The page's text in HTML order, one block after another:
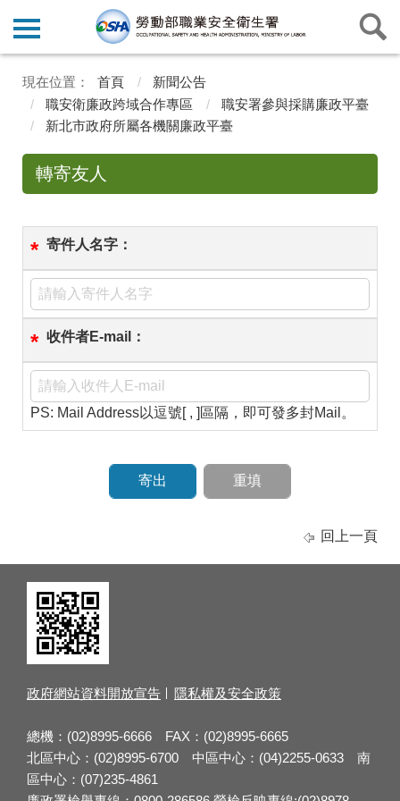
首頁
新聞公告
職安衛廉政跨域合作專區
職安署參與採購廉政平臺
新北市政府所屬各機關廉政平臺
轉寄友人
* 寄件人名字：
* 收件者E-mail：
PS: Mail Address以逗號[ , ]區隔，即可發多封Mail。
回上一頁
政府網站資料開放宣告 隱私權及安全政策
總機：(02)8995-6666 FAX：(02)8995-6665
北區中心：(02)8995-6700 中區中心：(04)2255-0633 南
區中心：(07)235-4861